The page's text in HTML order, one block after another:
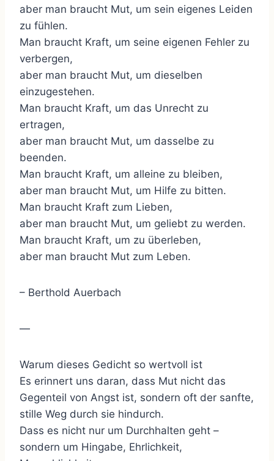
aber man braucht Mut, um sein eigenes Leiden
zu fühlen.
Man braucht Kraft, um seine eigenen Fehler zu
verbergen,
aber man braucht Mut, um dieselben
einzugestehen.
Man braucht Kraft, um das Unrecht zu
ertragen,
aber man braucht Mut, um dasselbe zu
beenden.
Man braucht Kraft, um alleine zu bleiben,
aber man braucht Mut, um Hilfe zu bitten.
Man braucht Kraft zum Lieben,
aber man braucht Mut, um geliebt zu werden.
Man braucht Kraft, um zu überleben,
aber man braucht Mut zum Leben.
– Berthold Auerbach
—
Warum dieses Gedicht so wertvoll ist
Es erinnert uns daran, dass Mut nicht das
Gegenteil von Angst ist, sondern oft der sanfte,
stille Weg durch sie hindurch.
Dass es nicht nur um Durchhalten geht –
sondern um Hingabe, Ehrlichkeit,